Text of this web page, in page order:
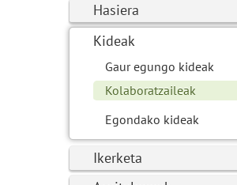
Hasiera
Kideak
Gaur egungo kideak
Kolaboratzaileak
Egondako kideak
Ikerketa